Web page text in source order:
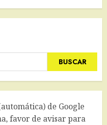
de Google
favor de avisar para